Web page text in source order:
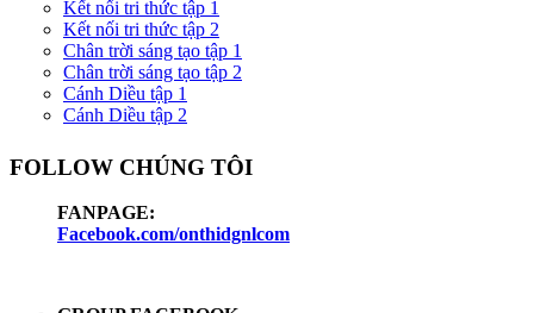
Kết nối tri thức tập 1
Kết nối tri thức tập 2
Chân trời sáng tạo tập 1
Chân trời sáng tạo tập 2
Cánh Diều tập 1
Cánh Diều tập 2
FOLLOW CHÚNG TÔI
FANPAGE:
Facebook.com/onthidgnlcom